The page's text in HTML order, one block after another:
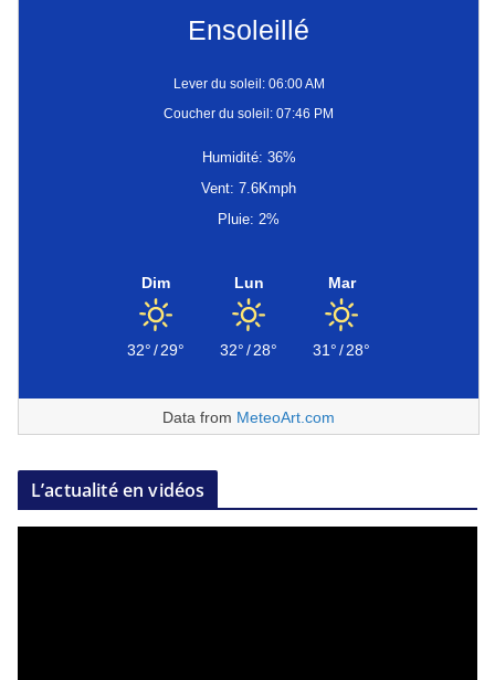
Ensoleillé
Lever du soleil: 06:00 AM
Coucher du soleil: 07:46 PM
Humidité: 36%
Vent: 7.6Kmph
Pluie: 2%
Dim
32°/29°
Lun
32°/28°
Mar
31°/28°
Data from MeteoArt.com
L’actualité en vidéos